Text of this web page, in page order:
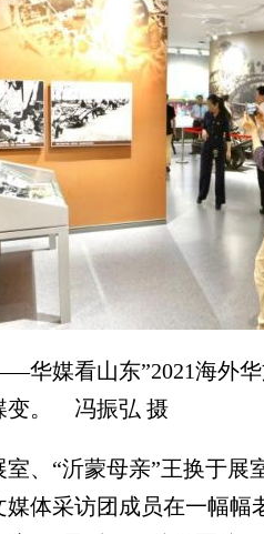
媒看山东”2021海外华
变。 冯振弘 摄
“沂蒙母亲”王换于展
体采访团成员在一幅幅